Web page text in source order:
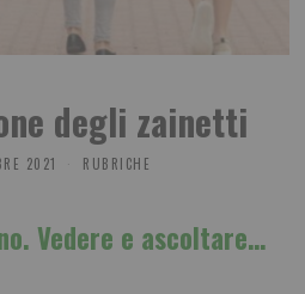
degli zainetti
2021 RUBRICHE
Vedere e ascoltare…